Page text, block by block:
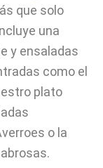
que solo
una
y ensaladas
como el
plato
o la